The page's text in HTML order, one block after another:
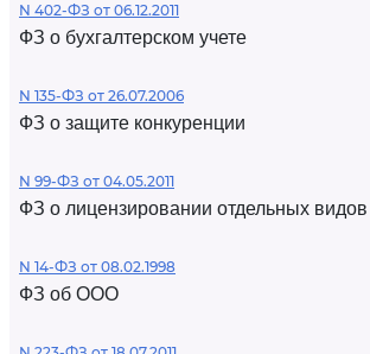
N 402-ФЗ от 06.12.2011
ФЗ о бухгалтерском учете
N 135-ФЗ от 26.07.2006
ФЗ о защите конкуренции
N 99-ФЗ от 04.05.2011
ФЗ о лицензировании отдельных видов
N 14-ФЗ от 08.02.1998
ФЗ об ООО